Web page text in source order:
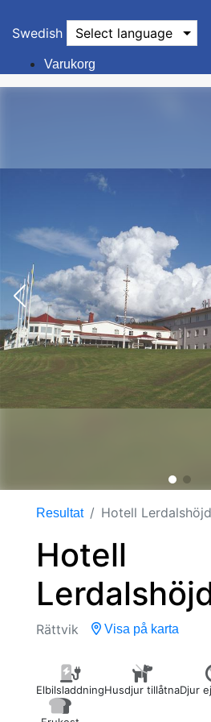
Swedish Select language
Varukorg
Resultat Hotell
Hotell
Rättvik Visa på karta
ElbilsladdningHusdjur tillåtnaDjur